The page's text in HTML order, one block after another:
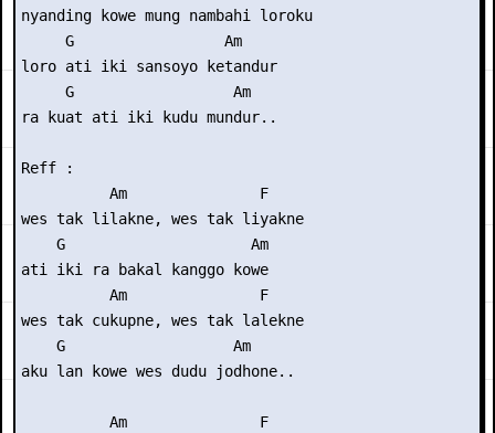
nyanding kowe mung nambahi loroku
     G                 Am
loro ati iki sansoyo ketandur
     G                  Am
ra kuat ati iki kudu mundur..
Reff :
          Am               F
wes tak lilakne, wes tak liyakne
    G                     Am
ati iki ra bakal kanggo kowe
          Am               F
wes tak cukupne, wes tak lalekne
    G                   Am
aku lan kowe wes dudu jodhone..
          Am               F